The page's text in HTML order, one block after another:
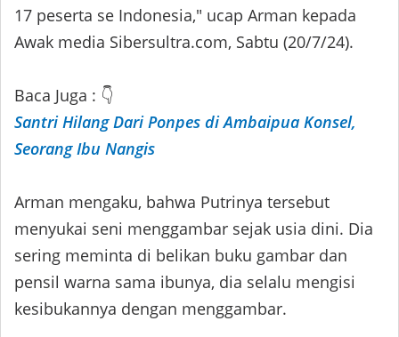
17 peserta se Indonesia," ucap Arman kepada
Awak media Sibersultra.com, Sabtu (20/7/24).
Baca Juga : 👇
Santri Hilang Dari Ponpes di Ambaipua Konsel,
Seorang Ibu Nangis
Arman mengaku, bahwa Putrinya tersebut
menyukai seni menggambar sejak usia dini. Dia
sering meminta di belikan buku gambar dan
pensil warna sama ibunya, dia selalu mengisi
kesibukannya dengan menggambar.